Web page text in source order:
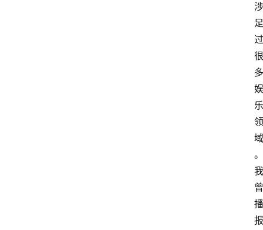
涉
足
过
很
多
娱
乐
领
域
。
我
曾
播
报